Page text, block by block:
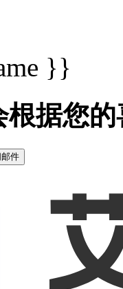
}}
根据您
件